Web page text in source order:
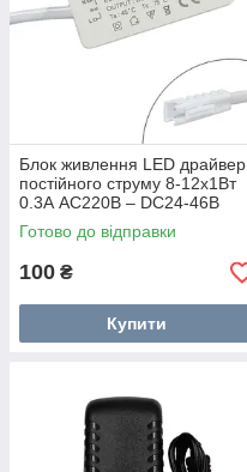
Блок живлення LED драйвер
постійного струму 8-12x1Вт
0.3А AC220В – DC24-46В
Готово до відправки
100 ₴
Купити